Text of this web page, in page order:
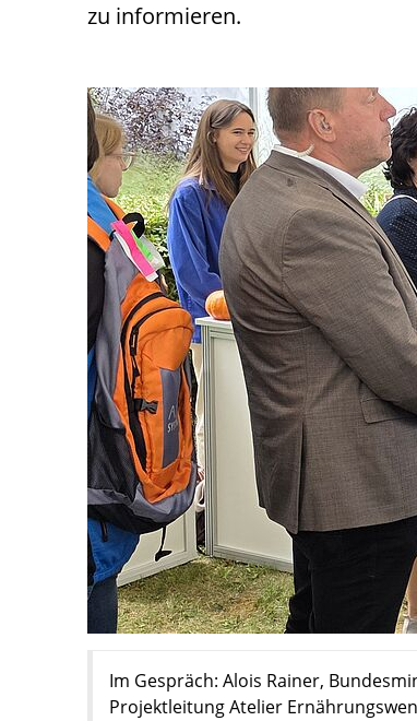
zu informieren.
Im Gespräch: Alois Rainer,
Projektleitung Atelier